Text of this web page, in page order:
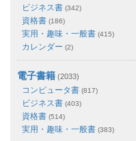
ビジネス書 (342)
資格書 (186)
実用・趣味・一般書 (415)
カレンダー (2)
電子書籍 (2033)
コンピュータ書 (817)
ビジネス書 (403)
資格書 (514)
実用・趣味・一般書 (383)